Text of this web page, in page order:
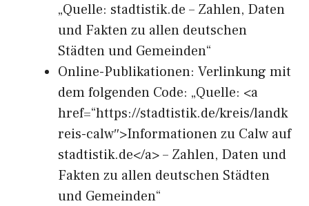
„Quelle: stadtistik.de – Zahlen, Daten
und Fakten zu allen deutschen
Städten und Gemeinden“
Online-Publikationen: Verlinkung mit
dem folgenden Code: „Quelle: <a
href=“https://stadtistik.de/kreis/landk
reis-calw″>Informationen zu Calw auf
stadtistik.de</a> – Zahlen, Daten und
Fakten zu allen deutschen Städten
und Gemeinden“